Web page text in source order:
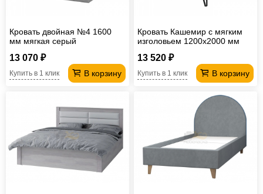
Кровать двойная №4 1600
мм мягкая серый
13 070 ₽
В корзину
Купить в 1 клик
Кровать Кашемир с мягким
изголовьем 1200х2000 мм
13 520 ₽
В корзину
Купить в 1 клик